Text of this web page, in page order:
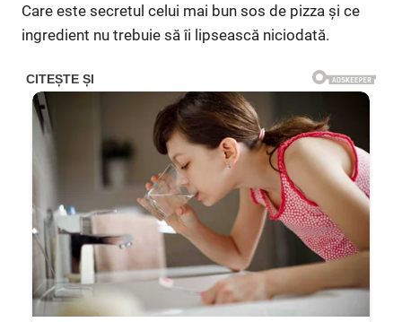
Care este secretul celui mai bun sos de pizza și ce
ingredient nu trebuie să îi lipsească niciodată.